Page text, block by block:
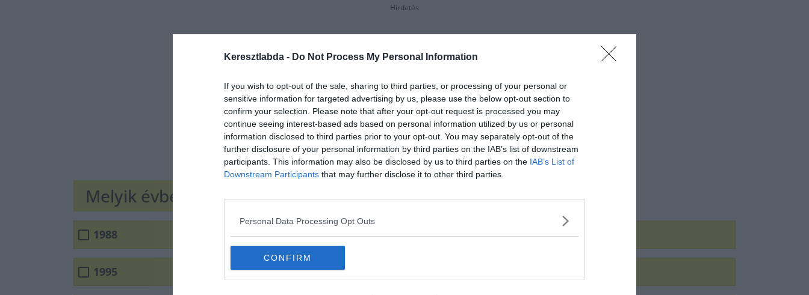
Keresztlabda - Do Not Process My Personal Information
If you wish to opt-out of the sale, sharing to third parties, or processing of your personal or
sensitive information for targeted advertising by us, please use the below opt-out section to
confirm your selection. Please note that after your opt-out request is processed you may
continue seeing interest-based ads based on personal information utilized by us or personal
information disclosed to third parties prior to your opt-out. You may separately opt-out of the
further disclosure of your personal information by third parties on the IAB’s list of downstream
participants. This information may also be disclosed by us to third parties on the IAB’s List of
Downstream Participants that may further disclose it to other third parties.
Personal Data Processing Opt Outs
CONFIRM
Hirdetés
Melyik évben nyílt az első McDonald's Magyarországon?
1988
1995